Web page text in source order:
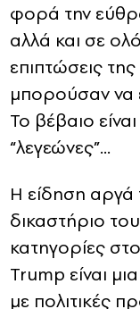
φορά την
αλλά και σε
επιπτώσεις
μπορούσαν να
Το βέβαιο
“λεγεώνες”…
Η είδηση ​​αργά
δικαστήριο
κατηγορίες
Trump είναι
με πολιτικές